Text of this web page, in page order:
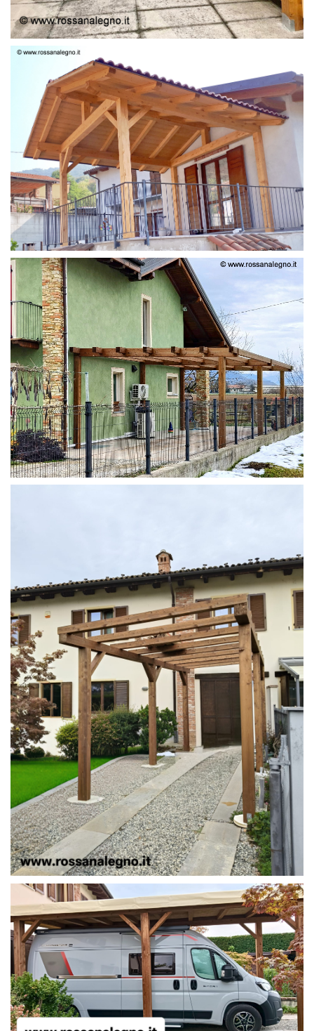
STRUTTURA LAMELLARE PRETAGLIATO
STRUTTURA ADDOSSATA IN LAMELLARE SU MISURA